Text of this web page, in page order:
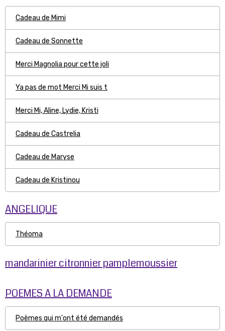
Cadeau de Mimi
Cadeau de Sonnette
Merci Magnolia pour cette joli
Ya pas de mot Merci Mi suis t
Merci Mi, Aline, Lydie, Kristi
Cadeau de Castrelia
Cadeau de Maryse
Cadeau de Kristinou
ANGELIQUE
Théoma
mandarinier citronnier pamplemoussier
POEMES A LA DEMANDE
Poèmes qui m'ont été demandés